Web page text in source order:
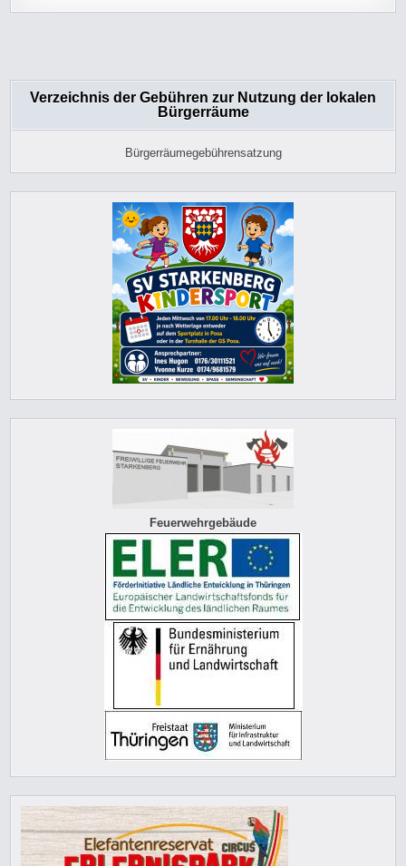
Verzeichnis der Gebühren zur Nutzung der lokalen
Bürgerräume
Bürgerräumegebührensatzung
Feuerwehrgebäude